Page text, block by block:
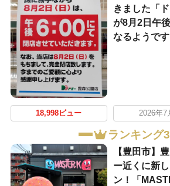
きました「
が8月2日午
なるようです
18,998ビュー 2026年7
ランキング3
【豊田市】
ー近くに新
ン！「